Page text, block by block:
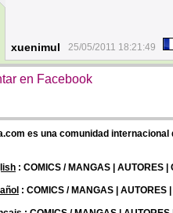
xuenimul 25/05/2011 18:21:49
en Facebook
es una comunidad
: COMICS / MANGAS | AUTORES |
: COMICS / MANGAS | AUTORES